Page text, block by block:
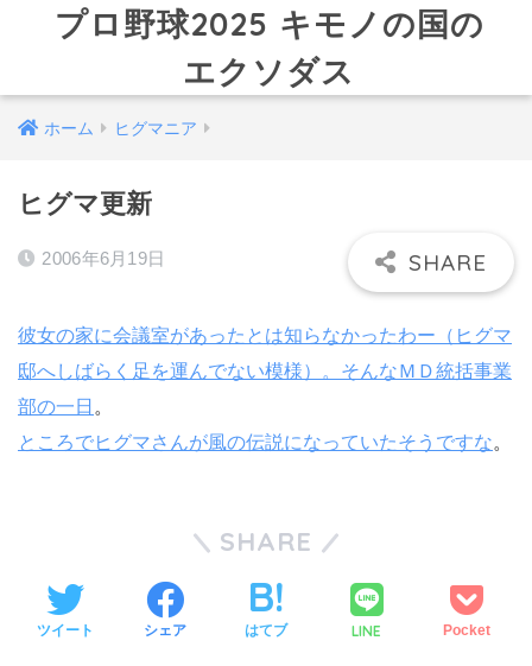
プロ野球2025 キモノの国の
エクソダス
ホーム ヒグマニア
ヒグマ更新
2006年6月19日
彼女の家に会議室があったとは知らなかったわー（ヒグマ
邸へしばらく足を運んでない模様）。そんなＭＤ統括事業
部の一日 。
ところでヒグマさんが風の伝説になっていたそうですな。
SHARE
ツイート シェア はてブ LINE Pocket